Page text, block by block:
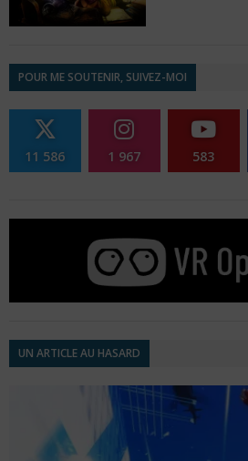
POUR ME SOUTENIR, SUIVEZ-MOI
11 586 1 967 583
UN ARTICLE AU HASARD